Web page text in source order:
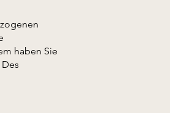
haben Sie